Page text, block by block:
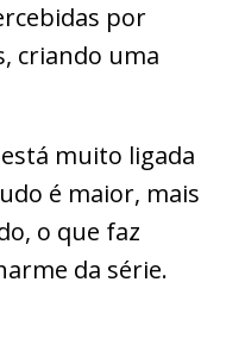
por
criando uma
muito ligada
é maior, mais
o que faz
da série.